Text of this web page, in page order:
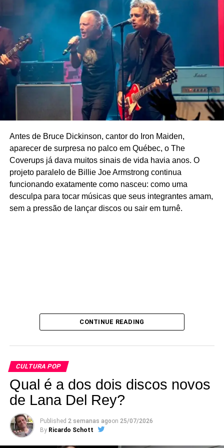
Antes de Bruce Dickinson, cantor do Iron Maiden,
aparecer de surpresa no palco em Québec, o The
Coverups já dava muitos sinais de vida havia anos. O
projeto paralelo de Billie Joe Armstrong continua
funcionando exatamente como nasceu: como uma
desculpa para tocar músicas que seus integrantes amam,
sem a pressão de lançar discos ou sair em turnê.
CONTINUE READING
CULTURA POP
Qual é a dos dois discos novos
de Lana Del Rey?
Published 2 semanas agoon 25/07/2026
By Ricardo Schott